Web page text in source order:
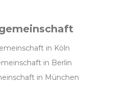
in Köln
in Berlin
in München